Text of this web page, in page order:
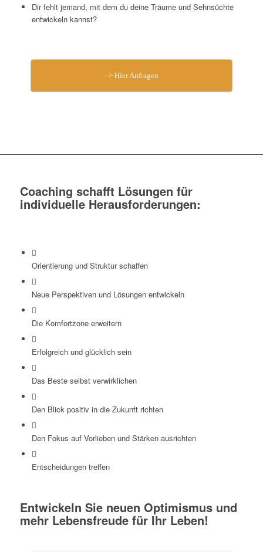
Dir fehlt jemand, mit dem du deine Träume und Sehnsüchte
entwickeln kannst?
--> Hier Anfragen
Coaching schafft Lösungen für
individuelle Herausforderungen:
Orientierung und Struktur schaffen
Neue Perspektiven und Lösungen entwickeln
Die Komfortzone erweitern
Erfolgreich und glücklich sein
Das Beste selbst verwirklichen
Den Blick positiv in die Zukunft richten
Den Fokus auf Vorlieben und Stärken ausrichten
Entscheidungen treffen
Entwickeln Sie neuen Optimismus und
mehr Lebensfreude für Ihr Leben!